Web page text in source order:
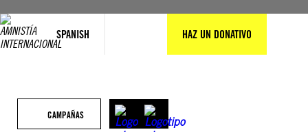
SPANISH HAZ UN DONATIVO
CAMPAÑAS